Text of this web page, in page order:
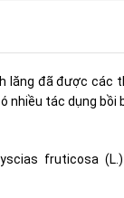
lăng đã được các
nhiều tác dụng bồi
fruticosa